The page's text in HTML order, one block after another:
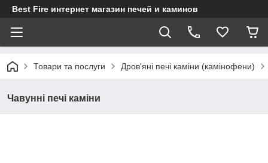
Best Fire интернет магазин печей и каминов
Товари та послуги Дров'яні печі каміни (камінофени)
Чавунні печі каміни